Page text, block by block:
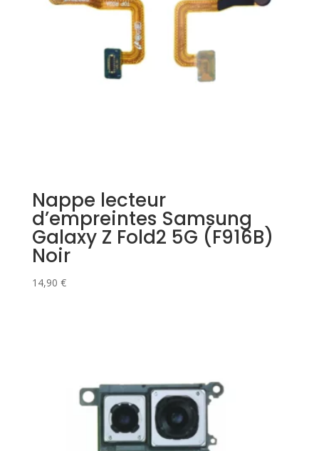
Nappe lecteur
d’empreintes Samsung
Galaxy Z Fold2 5G (F916B)
Noir
14,90 €